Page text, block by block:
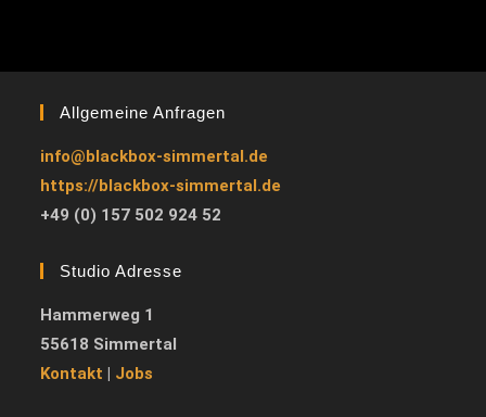
Allgemeine Anfragen
info@blackbox-simmertal.de
https://blackbox-simmertal.de
+49 (0) 157 502 924 52
Studio Adresse
Hammerweg 1
55618 Simmertal
Kontakt | Jobs